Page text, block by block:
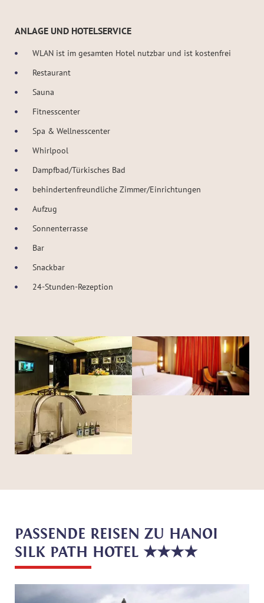
ANLAGE UND HOTELSERVICE
WLAN ist im gesamten Hotel nutzbar und ist kostenfrei
Restaurant
Sauna
Fitnesscenter
Spa & Wellnesscenter
Whirlpool
Dampfbad/Türkisches Bad
behindertenfreundliche Zimmer/Einrichtungen
Aufzug
Sonnenterrasse
Bar
Snackbar
24-Stunden-Rezeption
PASSENDE REISEN ZU HANOI
SILK PATH HOTEL ★★★★